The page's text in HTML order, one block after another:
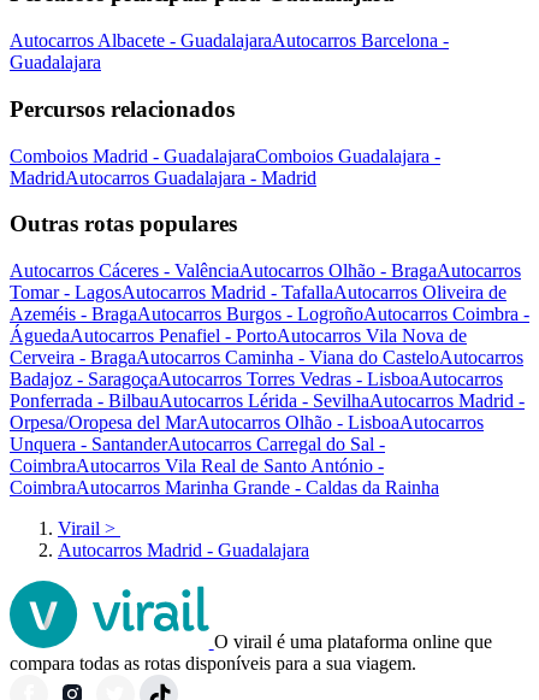
Autocarros Albacete - GuadalajaraAutocarros Barcelona -
Guadalajara
Percursos relacionados
Comboios Madrid - GuadalajaraComboios Guadalajara -
MadridAutocarros Guadalajara - Madrid
Outras rotas populares
Autocarros Cáceres - ValênciaAutocarros Olhão - BragaAutocarros
Tomar - LagosAutocarros Madrid - TafallaAutocarros Oliveira de
Azeméis - BragaAutocarros Burgos - LogroñoAutocarros Coimbra -
ÁguedaAutocarros Penafiel - PortoAutocarros Vila Nova de
Cerveira - BragaAutocarros Caminha - Viana do CasteloAutocarros
Badajoz - SaragoçaAutocarros Torres Vedras - LisboaAutocarros
Ponferrada - BilbauAutocarros Lérida - SevilhaAutocarros Madrid -
Orpesa/Oropesa del MarAutocarros Olhão - LisboaAutocarros
Unquera - SantanderAutocarros Carregal do Sal -
CoimbraAutocarros Vila Real de Santo António -
CoimbraAutocarros Marinha Grande - Caldas da Rainha
Virail >
Autocarros Madrid - Guadalajara
O virail é uma plataforma online que
compara todas as rotas disponíveis para a sua viagem.